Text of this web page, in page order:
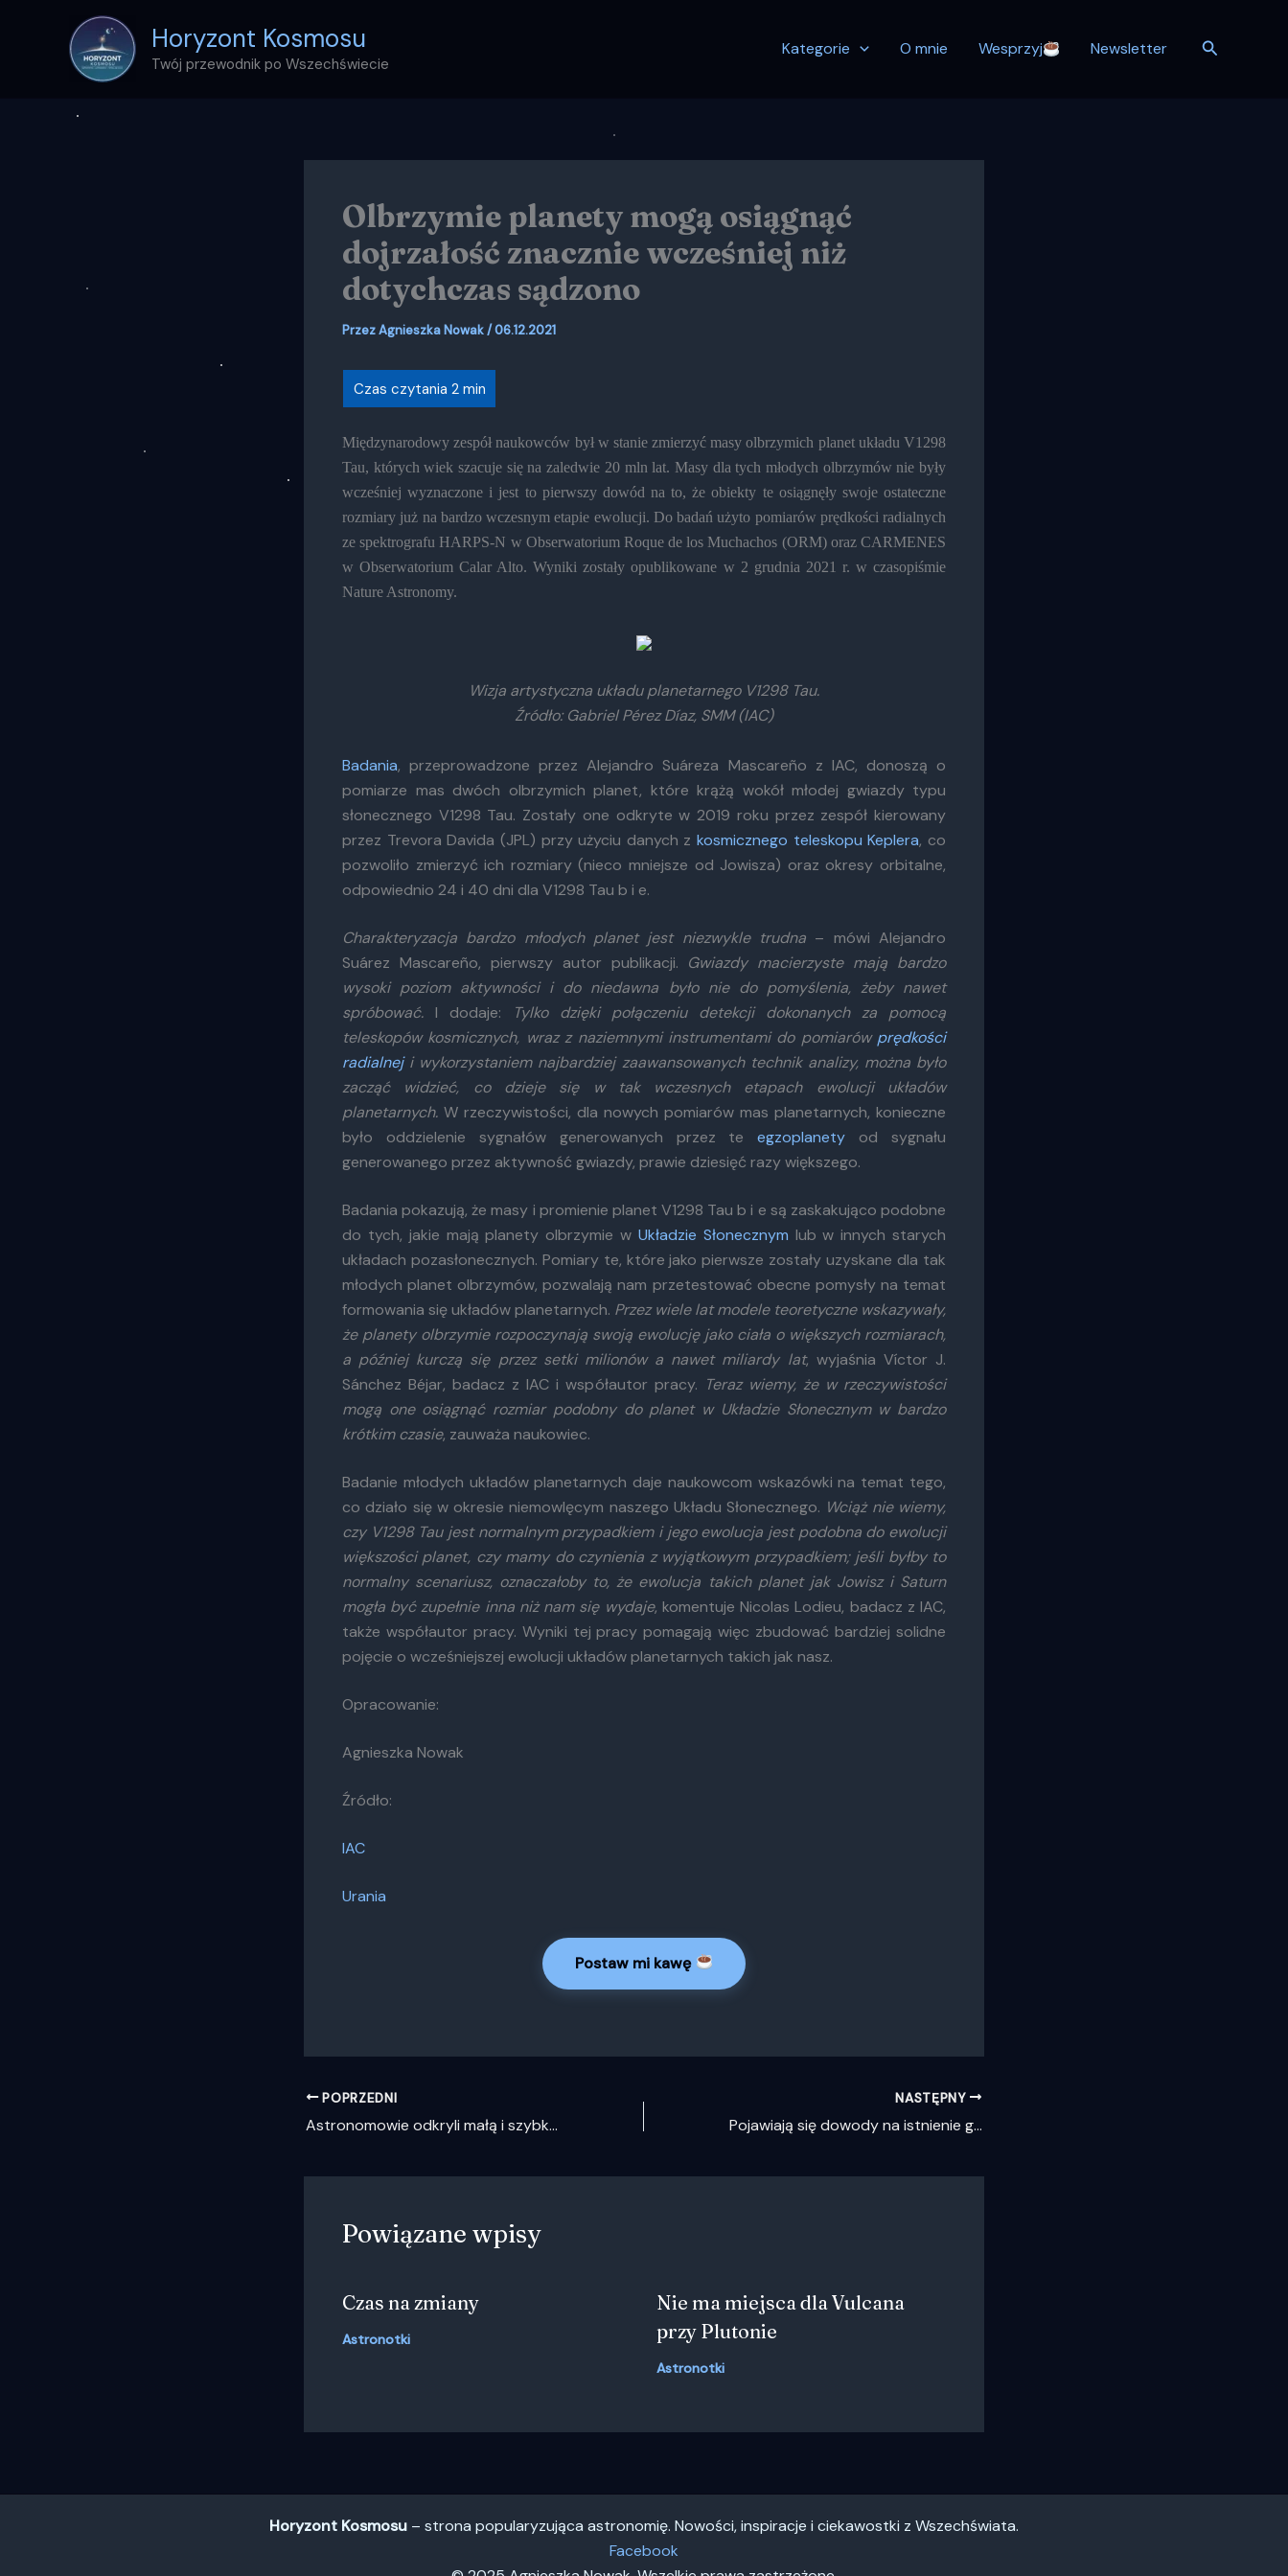
Horyzont Kosmosu
Twój przewodnik po Wszechświecie
Kategorie O mnie Wesprzyj Newsletter Szukaj
Olbrzymie planety mogą osiągnąć
dojrzałość znacznie wcześniej niż
dotychczas sądzono
PrzezAgnieszka Nowak/06.12.2021
Międzynarodowy zespół naukowców był w stanie zmierzyć masy olbrzymich planet układu V1298
Tau, których wiek szacuje się na zaledwie 20 mln lat. Masy dla tych młodych olbrzymów nie były
wcześniej wyznaczone i jest to pierwszy dowód na to, że obiekty te osiągnęły swoje ostateczne
rozmiary już na bardzo wczesnym etapie ewolucji. Do badań użyto pomiarów prędkości radialnych
ze spektrografu HARPS-N w Obserwatorium Roque de los Muchachos (ORM) oraz CARMENES
w Obserwatorium Calar Alto. Wyniki zostały opublikowane w 2 grudnia 2021 r. w czasopiśmie
Nature Astronomy.
Wizja artystyczna układu planetarnego V1298 Tau.
Źródło: Gabriel Pérez Díaz, SMM (IAC)
Badania, przeprowadzone przez Alejandro Suáreza Mascareño z IAC, donoszą o
pomiarze mas dwóch olbrzymich planet, które krążą wokół młodej gwiazdy typu
słonecznego V1298 Tau. Zostały one odkryte w 2019 roku przez zespół kierowany
przez Trevora Davida (JPL) przy użyciu danych zkosmicznego teleskopu Keplera, co
pozwoliło zmierzyć ich rozmiary (nieco mniejsze od Jowisza) oraz okresy orbitalne,
odpowiednio 24 i 40 dni dla V1298 Tau b i e.
Charakteryzacja bardzo młodych planet jest niezwykle trudna – mówi Alejandro
Suárez Mascareño, pierwszy autor publikacji. Gwiazdy macierzyste mają bardzo
wysoki poziom aktywności i do niedawna było nie do pomyślenia, żeby nawet
spróbować. I dodaje:
Tylko dzięki połączeniu detekcji dokonanych za pomocą
teleskopów kosmicznych, wraz z naziemnymi instrumentami do pomiarów prędkości
radialneji wykorzystaniem najbardziej zaawansowanych technik analizy, można było
zacząć widzieć, co dzieje się w tak wczesnych etapach ewolucji układów
planetarnych. W rzeczywistości, dla nowych pomiarów mas planetarnych, konieczne
było oddzielenie sygnałów generowanych przez teegzoplanety od sygnału
generowanego przez aktywność gwiazdy, prawie dziesięć razy większego.
Badania pokazują, że masy i promienie planet V1298 Tau b i e są zaskakująco podobne
do tych, jakie mają planety olbrzymie w Układzie Słonecznym lub w innych starych
układach pozasłonecznych. Pomiary te, które jako pierwsze zostały uzyskane dla tak
młodych planet olbrzymów, pozwalają nam przetestować obecne pomysły na temat
formowania się układów planetarnych. Przez wiele lat modele teoretyczne wskazywały,
że planety olbrzymie rozpoczynają swoją ewolucję jako ciała o większych rozmiarach,
a później kurczą się przez setki milionów a nawet miliardy lat, wyjaśnia Víctor J.
Sánchez Béjar, badacz z IAC i współautor pracy. Teraz wiemy, że w rzeczywistości
mogą one osiągnąć rozmiar podobny do planet w Układzie Słonecznym w bardzo
krótkim czasie, zauważa naukowiec.
Badanie młodych układów planetarnych daje naukowcom wskazówki na temat tego,
co działo się w okresie niemowlęcym naszego Układu Słonecznego. Wciąż nie wiemy,
czy V1298 Tau jest normalnym przypadkiem i jego ewolucja jest podobna do ewolucji
większości planet, czy mamy do czynienia z wyjątkowym przypadkiem; jeśli byłby to
normalny scenariusz, oznaczałoby to, że ewolucja takich planet jak Jowisz i Saturn
mogła być zupełnie inna niż nam się wydaje, komentuje Nicolas Lodieu, badacz z IAC,
także współautor pracy. Wyniki tej pracy pomagają więc zbudować bardziej solidne
pojęcie o wcześniejszej ewolucji układów planetarnych takich jak nasz.
Opracowanie:
Agnieszka Nowak
Źródło:
IAC
Urania
Postaw mi kawę
POPRZEDNI
Astronomowie odkryli małą i szybką egzoplanetę krążąca wokół pobliskiego czerwonego karła
NASTĘPNY
Pojawiają się dowody na istnienie galaktyk wolnych od ciemnej materii
Powiązane wpisy
Czas na zmiany
Astronotki
Nie ma miejsca dla Vulcana
przy Plutonie
Astronotki
Horyzont Kosmosu – strona popularyzująca astronomię. Nowości, inspiracje i ciekawostki z Wszechświata.
Facebook